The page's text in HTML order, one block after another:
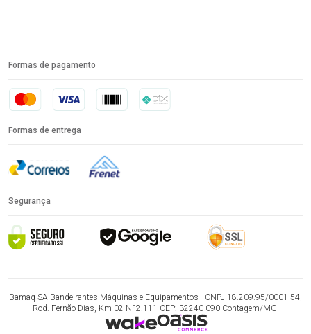
Formas de pagamento
Formas de entrega
Segurança
Bamaq SA Bandeirantes Máquinas e Equipamentos - CNPJ 18.209.95/0001-54,
Rod. Fernão Dias, Km 02 Nº2.111 CEP: 32240-090 Contagem/MG